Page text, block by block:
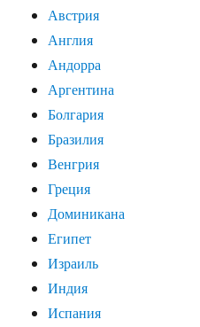
Австрия
Англия
Андорра
Аргентина
Болгария
Бразилия
Венгрия
Греция
Доминикана
Египет
Израиль
Индия
Испания